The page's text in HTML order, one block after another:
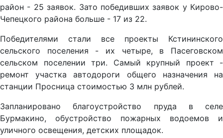
район - 25 заявок. Зато победивших заявок у Кирово-
Чепецкого района больше - 17 из 22.
Победителями стали все проекты Кстининского
сельского поселения - их четыре, в Пасеговском
сельском поселении три. Самый крупный проект -
ремонт участка автодороги общего назначения на
станции Просница стоимостью 3 млн рублей.
Запланировано благоустройство пруда в селе
Бурмакино, обустройство пожарных водоемов и
уличного освещения, детских площадок.